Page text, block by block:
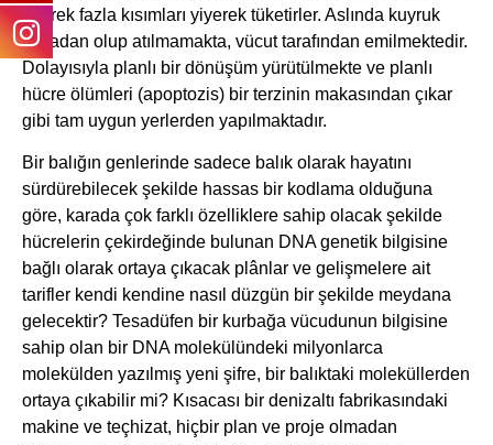
bilerek fazla kısımları yiyerek tüketirler. Aslında kuyruk
fazladan olup atılmamakta, vücut tarafından emilmektedir.
Dolayısıyla planlı bir dönüşüm yürütülmekte ve planlı
hücre ölümleri (apoptozis) bir terzinin makasından çıkar
gibi tam uygun yerlerden yapılmaktadır.
Bir balığın genlerinde sadece balık olarak hayatını
sürdürebilecek şekilde hassas bir kodlama olduğuna
göre, karada çok farklı özelliklere sahip olacak şekilde
hücrelerin çekirdeğinde bulunan DNA genetik bilgisine
bağlı olarak ortaya çıkacak plânlar ve gelişmelere ait
tarifler kendi kendine nasıl düzgün bir şekilde meydana
gelecektir? Tesadüfen bir kurbağa vücudunun bilgisine
sahip olan bir DNA molekülündeki milyonlarca
molekülden yazılmış yeni şifre, bir balıktaki moleküllerden
ortaya çıkabilir mi? Kısacası bir denizaltı fabrikasındaki
makine ve teçhizat, hiçbir plan ve proje olmadan